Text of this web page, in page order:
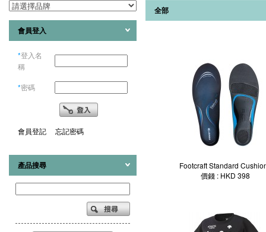
會員登入
*登入名
稱
*密碼
會員登記 忘記密碼
產品搜尋
全部
Footcraft Standard
價錢 : HKD 398